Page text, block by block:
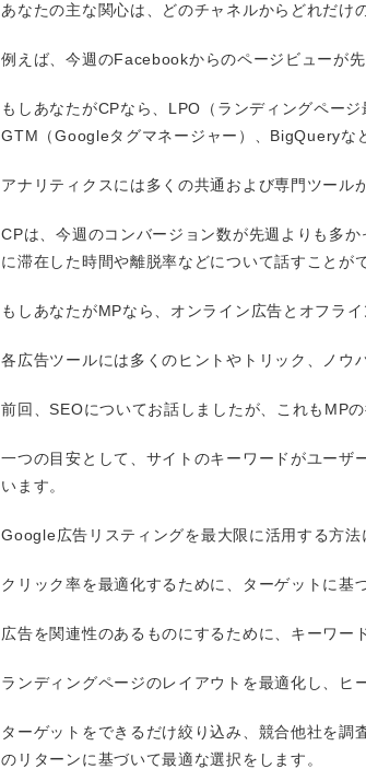
あなたの主な関心は、どのチャネルからどれだけ
例えば、今週のFacebookからのページビューが
もしあなたがCPなら、LPO（ランディングペー
GTM（Googleタグマネージャー）、BigQueryな
アナリティクスには多くの共通および専門ツール
CPは、今週のコンバージョン数が先週よりも多
に滞在した時間や離脱率などについて話すことが
もしあなたがMPなら、オンライン広告とオフライ
各広告ツールには多くのヒントやトリック、ノウ
前回、SEOについてお話しましたが、これもMPの
一つの目安として、サイトのキーワードがユー
います。
Google広告リスティングを最大限に活用する方
クリック率を最適化するために、ターゲットに基
広告を関連性のあるものにするために、キーワー
ランディングページのレイアウトを最適化し、ヒ
ターゲットをできるだけ絞り込み、競合他社を
のリターンに基づいて最適な選択をします。